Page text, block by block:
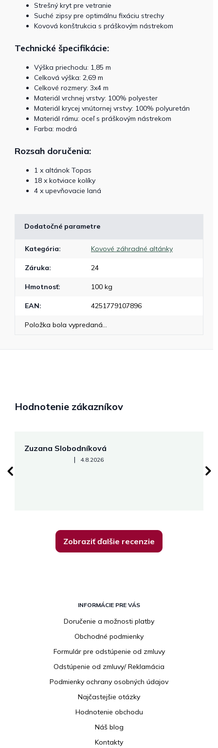
Strešný kryt pre vetranie
Suché zipsy pre optimálnu fixáciu strechy
Kovová konštrukcia s práškovým nástrekom
Technické špecifikácie:
Výška priechodu: 1,85 m
Celková výška: 2,69 m
Celkové rozmery: 3x4 m
Materiál vrchnej vrstvy: 100% polyester
Materiál krycej vnútornej vrstvy: 100% polyuretán
Materiál rámu: oceľ s práškovým nástrekom
Farba: modrá
Rozsah doručenia:
1 x altánok Topas
18 x kotviace kolíky
4 x upevňovacie laná
Dodatočné parametre
Kategória: Kovové záhradné altánky
Záruka: 24
Hmotnosť: 100 kg
EAN: 4251779107896
Položka bola vypredaná…
Hodnotenie zákazníkov
Zuzana Slobodníková
Hodnotenie obchodu je 5 z 5 hviezdičiek.
| 4.8.2026
Zobraziť ďalšie recenzie
INFORMÁCIE PRE VÁS
Doručenie a možnosti platby
Obchodné podmienky
Formulár pre odstúpenie od zmluvy
Odstúpenie od zmluvy/ Reklamácia
Podmienky ochrany osobných údajov
Najčastejšie otázky
Hodnotenie obchodu
Náš blog
Kontakty